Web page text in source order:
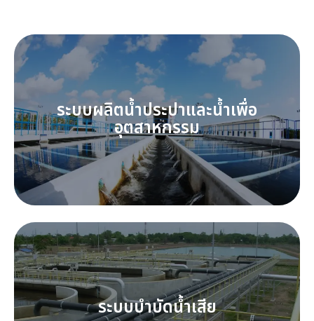
ระบบผลิตน้ำประปาและน้ำเพื่อ
อุตสาหกรรม
ระบบบำบัดน้ำเสีย